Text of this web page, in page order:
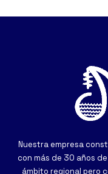
Nuestra empresa
con más de 30 años
ámbito regional pero